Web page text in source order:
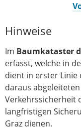
Hinweise
Im Baumkataster
erfasst, welche in
dient in erster Linie
daraus
Verkehrssicherheit
langfristigen
Graz dienen.